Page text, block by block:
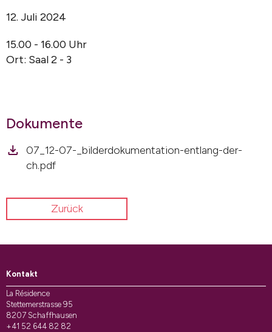
12. Juli 2024
15.00 - 16.00 Uhr
Ort: Saal 2 - 3
Dokumente
07_12-07-_bilderdokumentation-entlang-der-
ch.pdf
Zurück
Kontakt
La Résidence
Stettemerstrasse 95
8207 Schaffhausen
+41 52 644 82 82